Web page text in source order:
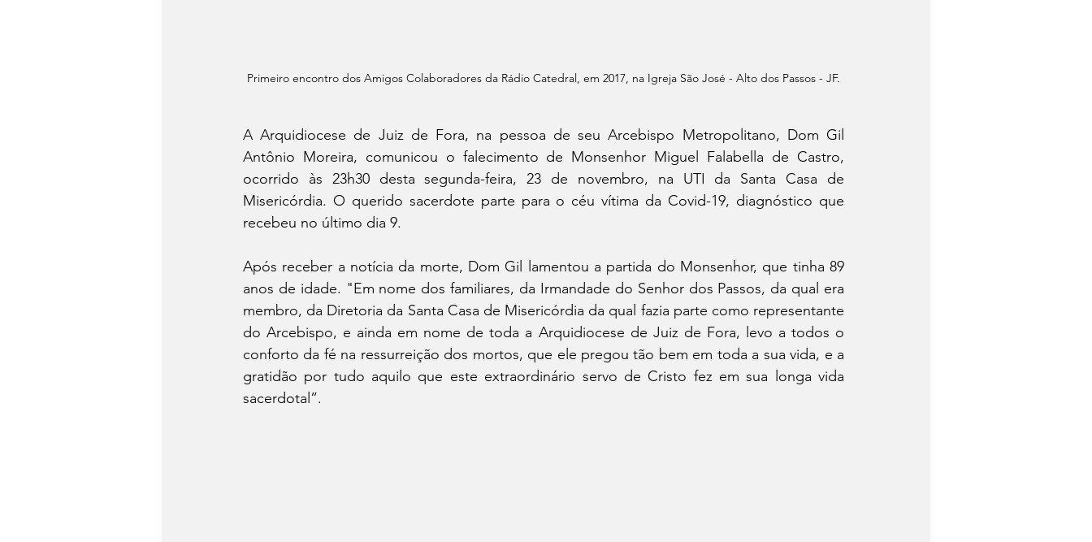
Primeiro encontro dos Amigos Colaboradores da Rádio Catedral, em 2017, na Igreja São José - Alto dos Passos - JF.
A Arquidiocese de Juiz de Fora, na pessoa de seu Arcebispo Metropolitano, Dom Gil
Antônio Moreira, comunicou o falecimento de Monsenhor Miguel Falabella de Castro,
ocorrido às 23h30 desta segunda-feira, 23 de novembro, na UTI da Santa Casa de
Misericórdia. O querido sacerdote parte para o céu vítima da Covid-19, diagnóstico que
recebeu no último dia 9.
Após receber a notícia da morte, Dom Gil lamentou a partida do Monsenhor, que tinha 89
anos de idade. "Em nome dos familiares, da Irmandade do Senhor dos Passos, da qual era
membro, da Diretoria da Santa Casa de Misericórdia da qual fazia parte como representante
do Arcebispo, e ainda em nome de toda a Arquidiocese de Juiz de Fora, levo a todos o
conforto da fé na ressurreição dos mortos, que ele pregou tão bem em toda a sua vida, e a
gratidão por tudo aquilo que este extraordinário servo de Cristo fez em sua longa vida
sacerdotal”.